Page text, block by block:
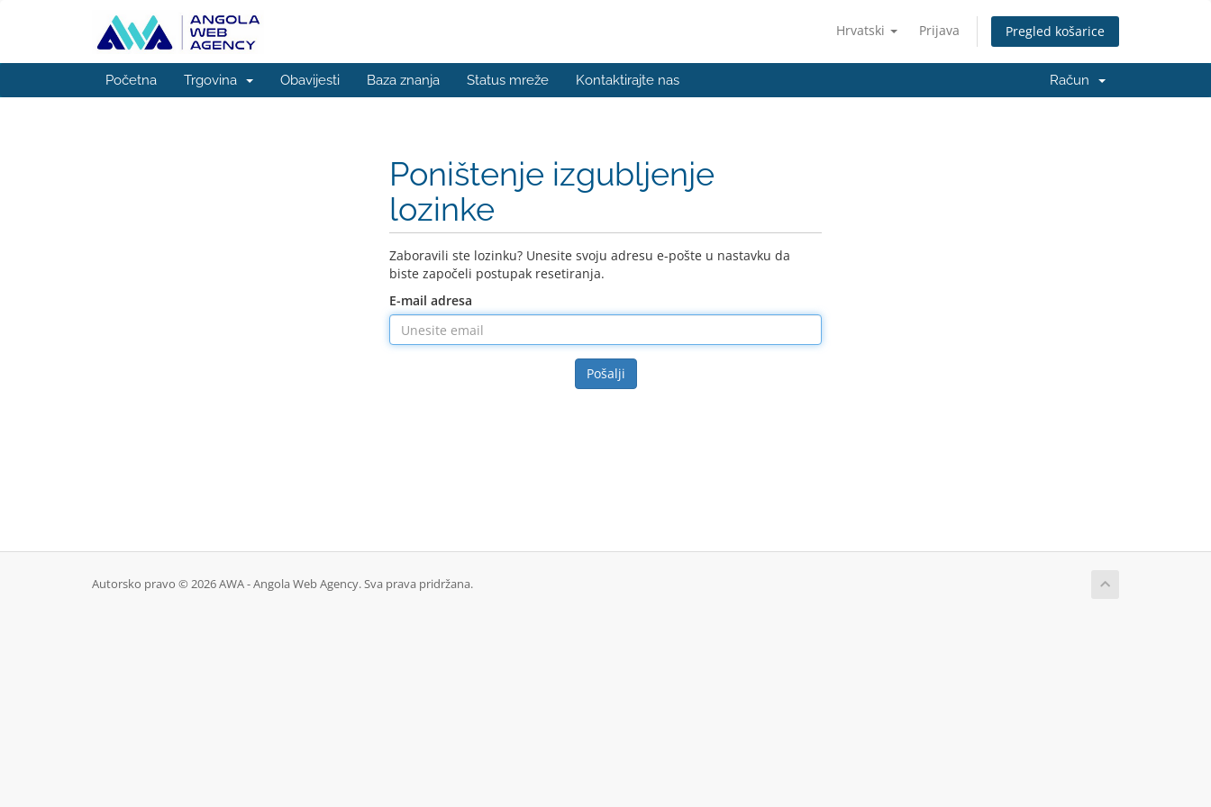
Hrvatski Prijava Pregled košarice
Početna Trgovina Obavijesti Baza znanja Status mreže Kontaktirajte nas Račun
Poništenje izgubljenje
lozinke
Zaboravili ste lozinku? Unesite svoju adresu e-pošte u nastavku da
biste započeli postupak resetiranja.
E-mail adresa
Pošalji
Autorsko pravo © 2026 AWA - Angola Web Agency. Sva prava pridržana.